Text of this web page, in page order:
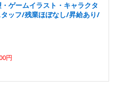
ゲームイラスト・キャラクタ
ッフ/残業ほぼなし/昇給あり/
円